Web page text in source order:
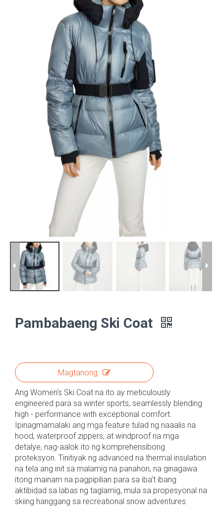
Pambabaeng Ski Coat
Magtanong
Ang Women's Ski Coat na ito ay meticulously
engineered para sa winter sports, seamlessly blending
high - performance with exceptional comfort.
Ipinagmamalaki ang mga feature tulad ng naaalis na
hood, waterproof zippers, at windproof na mga
detalye, nag-aalok ito ng komprehensibong
proteksyon. Tinitiyak ng advanced na thermal insulation
na tela ang init sa malamig na panahon, na ginagawa
itong mainam na pagpipilian para sa iba't ibang
aktibidad sa labas ng taglamig, mula sa propesyonal na
skiing hanggang sa recreational snow adventures.